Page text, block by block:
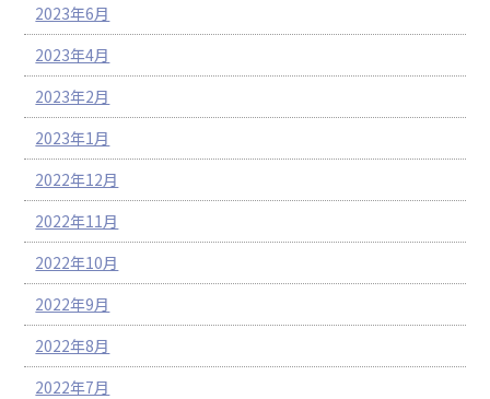
2023年6月
2023年4月
2023年2月
2023年1月
2022年12月
2022年11月
2022年10月
2022年9月
2022年8月
2022年7月